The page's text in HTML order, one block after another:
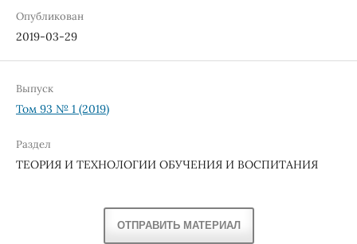
Опубликован
2019-03-29
Выпуск
Том 93 № 1 (2019)
Раздел
ТЕОРИЯ И ТЕХНОЛОГИИ ОБУЧЕНИЯ И ВОСПИТАНИЯ
ОТПРАВИТЬ МАТЕРИАЛ